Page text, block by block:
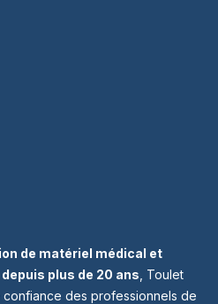
de matériel médical et
plus de 20 ans , Toulet
des professionnels de